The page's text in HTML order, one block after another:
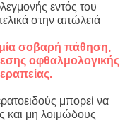
εντός του
στην απώλειά
μία σοβαρή πάθηση,
οφθαλμολογικής
μπορεί να
και μη λοιμώδους